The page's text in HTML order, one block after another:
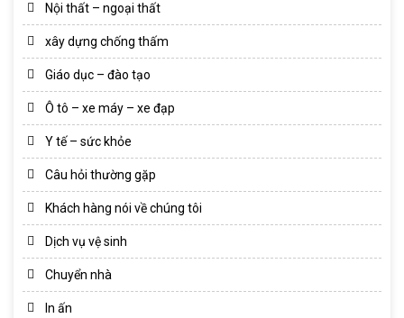
Nội thất – ngoại thất
xây dựng chống thấm
Giáo dục – đào tạo
Ô tô – xe máy – xe đạp
Y tế – sức khỏe
Câu hỏi thường gặp
Khách hàng nói về chúng tôi
Dịch vụ vệ sinh
Chuyển nhà
In ấn